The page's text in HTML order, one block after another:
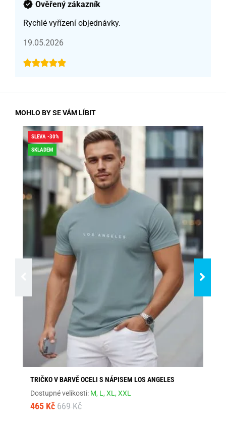
Ověřený zákazník
Rychlé vyřízení objednávky.
19.05.2026
MOHLO BY SE VÁM LÍBIT
SLEVA -30%
SKLADEM
TRIČKO V BARVĚ OCELI S NÁPISEM LOS ANGELES
Dostupné velikosti: M, L,XL,XXL
465 Kč 669 Kč